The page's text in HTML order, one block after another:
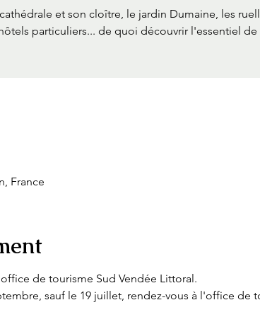
et son cloître, le jardin Dumaine, les
particuliers... de quoi découvrir l'essentiel de
France
de tourisme Sud Vendée Littoral.
sauf le 19 juillet, rendez-vous à l'office de